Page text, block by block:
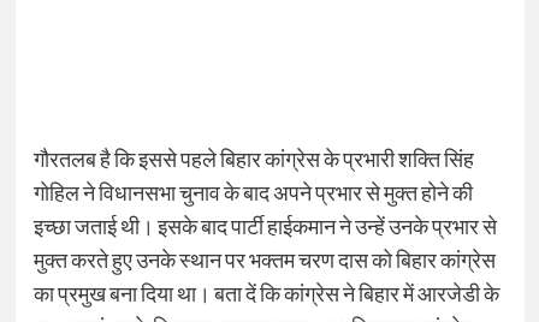
गौरतलब है कि इससे पहले बिहार कांग्रेस के प्रभारी शक्ति सिंह
गोहिल ने विधानसभा चुनाव के बाद अपने प्रभार से मुक्त होने की
इच्छा जताई थी। इसके बाद पार्टी हाईकमान ने उन्हें उनके प्रभार से
मुक्त करते हुए उनके स्थान पर भक्तम चरण दास को बिहार कांग्रेस
का प्रमुख बना दिया था। बता दें कि कांग्रेस ने बिहार में आरजेडी के